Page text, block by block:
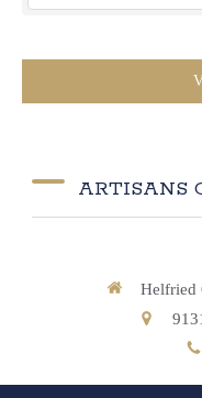
ARTISANS
Helfried